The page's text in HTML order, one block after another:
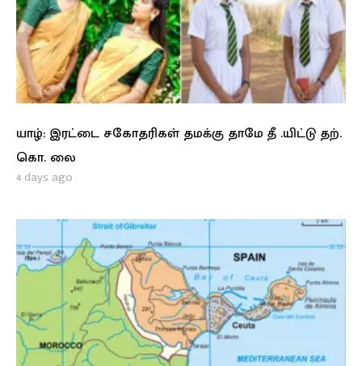
யாழ்: இரட்டை சகோதரிகள் தமக்கு தாமே தீ .யிட்டு தற்.
கொ. லை
4 days ago